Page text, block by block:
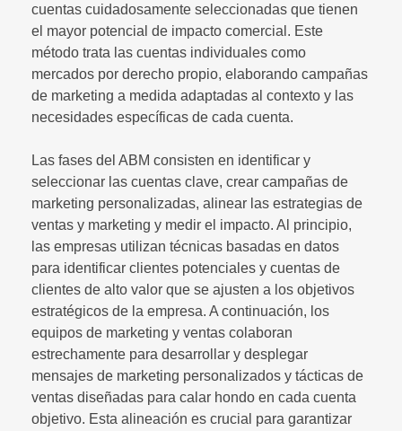
cuentas cuidadosamente seleccionadas que tienen
el mayor potencial de impacto comercial. Este
método trata las cuentas individuales como
mercados por derecho propio, elaborando campañas
de marketing a medida adaptadas al contexto y las
necesidades específicas de cada cuenta.
Las fases del ABM consisten en identificar y
seleccionar las cuentas clave, crear campañas de
marketing personalizadas, alinear las estrategias de
ventas y marketing y medir el impacto. Al principio,
las empresas utilizan técnicas basadas en datos
para identificar clientes potenciales y cuentas de
clientes de alto valor que se ajusten a los objetivos
estratégicos de la empresa. A continuación, los
equipos de marketing y ventas colaboran
estrechamente para desarrollar y desplegar
mensajes de marketing personalizados y tácticas de
ventas diseñadas para calar hondo en cada cuenta
objetivo. Esta alineación es crucial para garantizar